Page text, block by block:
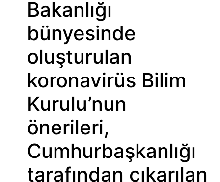
Bakanlığı
bünyesinde
oluşturulan
koronavirüs Bilim
Kurulu’nun
önerileri,
Cumhurbaşkanlığı
tarafından çıkarılan